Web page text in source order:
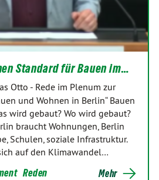
Standard für Bauen im…
Otto - Rede im Plenum zur
und Wohnen in Berlin“ Bauen
wird gebaut? Wo wird gebaut?
braucht Wohnungen, Berlin
Schulen, soziale Infrastruktur.
auf den Klimawandel…
Reden Mehr